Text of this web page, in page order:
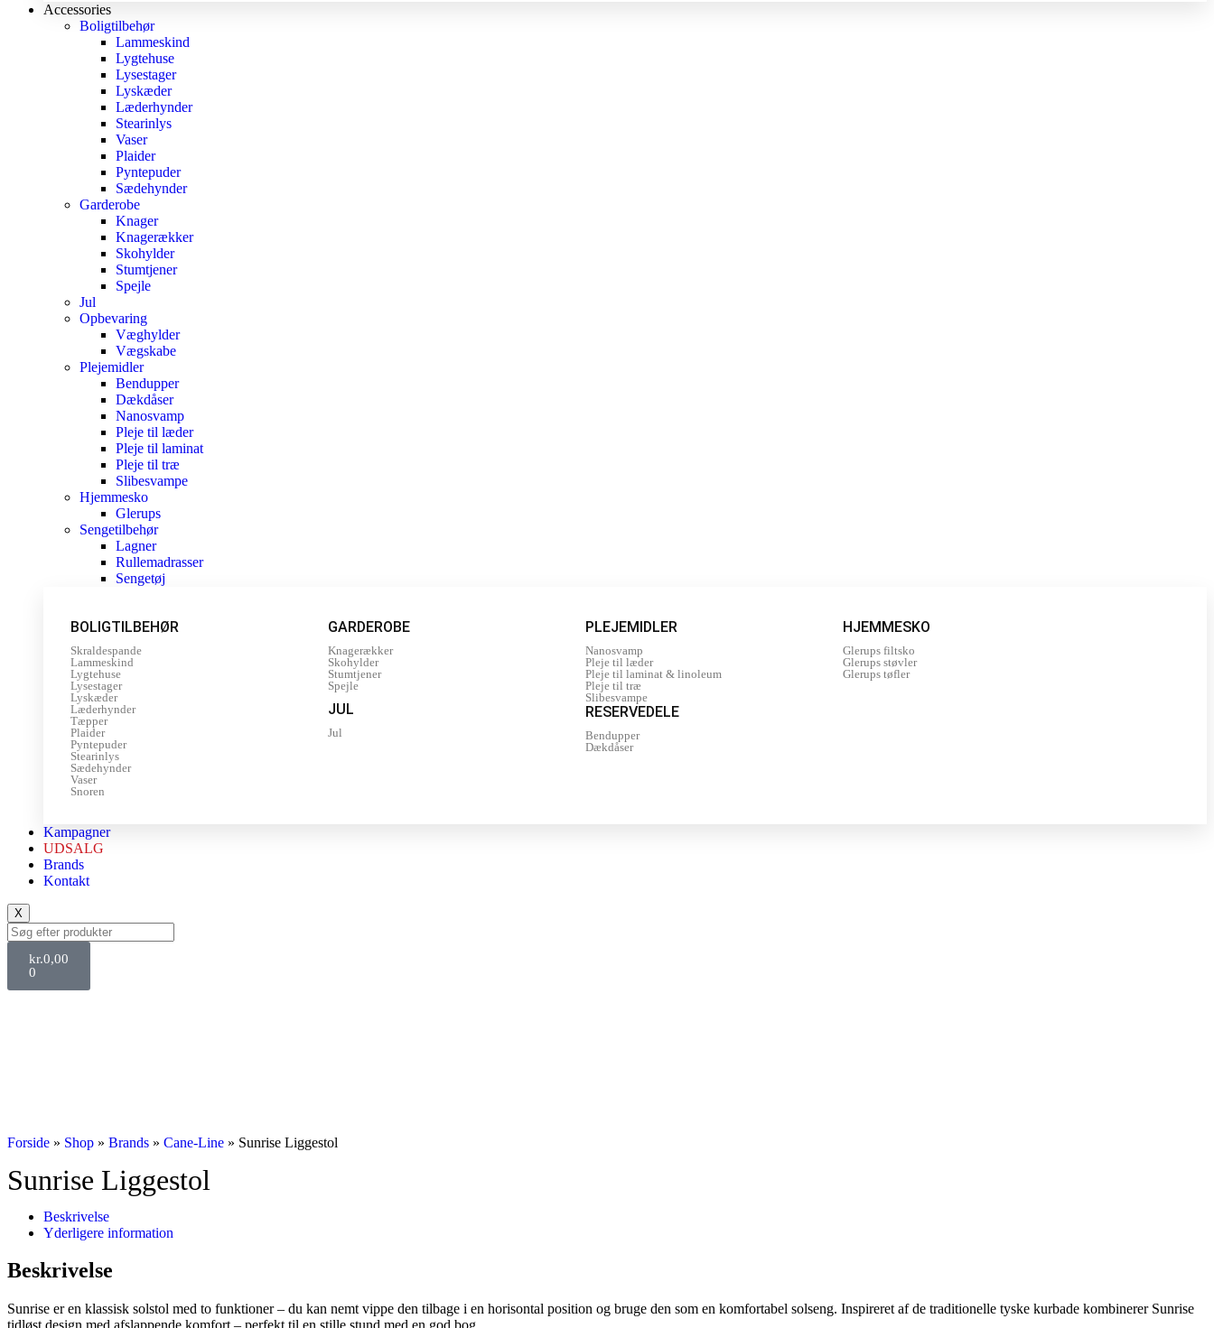
Accessories
Boligtilbehør
Lammeskind
Lygtehuse
Lysestager
Lyskæder
Læderhynder
Stearinlys
Vaser
Plaider
Pyntepuder
Sædehynder
Garderobe
Knager
Knagerækker
Skohylder
Stumtjener
Spejle
Jul
Opbevaring
Væghylder
Vægskabe
Plejemidler
Bendupper
Dækdåser
Nanosvamp
Pleje til læder
Pleje til laminat
Pleje til træ
Slibesvampe
Hjemmesko
Glerups
Sengetilbehør
Lagner
Rullemadrasser
Sengetøj
BOLIGTILBEHØR
Skraldespande
Lammeskind
Lygtehuse
Lysestager
Lyskæder
Læderhynder
Tæpper
Plaider
Pyntepuder
Stearinlys
Sædehynder
Vaser
Snoren
GARDEROBE
Knagerækker
Skohylder
Stumtjener
Spejle
JUL
Jul
PLEJEMIDLER
Nanosvamp
Pleje til læder
Pleje til laminat & linoleum
Pleje til træ
Slibesvampe
RESERVEDELE
Bendupper
Dækdåser
HJEMMESKO
Glerups filtsko
Glerups støvler
Glerups tøfler
Kampagner
UDSALG
Brands
Kontakt
X
kr.0,00
0
Forside » Shop » Brands » Cane-Line » Sunrise Liggestol
Sunrise Liggestol
Beskrivelse
Yderligere information
Beskrivelse
Sunrise er en klassisk solstol med to funktioner – du kan nemt vippe den tilbage i en horisontal position og bruge den som en komfortabel solseng. Inspireret af de traditionelle tyske kurbade kombinerer Sunrise